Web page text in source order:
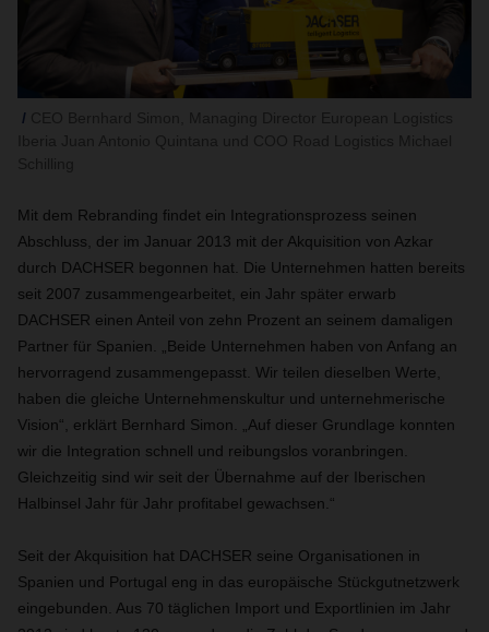
Mit dem Rebranding findet ein Integrationsprozess seinen
Abschluss, der im Januar 2013 mit der Akquisition von Azkar
durch DACHSER begonnen hat. Die Unternehmen hatten bereits
seit 2007 zusammengearbeitet, ein Jahr später erwarb
DACHSER einen Anteil von zehn Prozent an seinem damaligen
Partner für Spanien. „Beide Unternehmen haben von Anfang an
hervorragend zusammengepasst. Wir teilen dieselben Werte,
haben die gleiche Unternehmenskultur und unternehmerische
Vision“, erklärt Bernhard Simon. „Auf dieser Grundlage konnten
wir die Integration schnell und reibungslos voranbringen.
Gleichzeitig sind wir seit der Übernahme auf der Iberischen
Halbinsel Jahr für Jahr profitabel gewachsen.“
Seit der Akquisition hat DACHSER seine Organisationen in
Spanien und Portugal eng in das europäische Stückgutnetzwerk
eingebunden. Aus 70 täglichen Import und Exportlinien im Jahr